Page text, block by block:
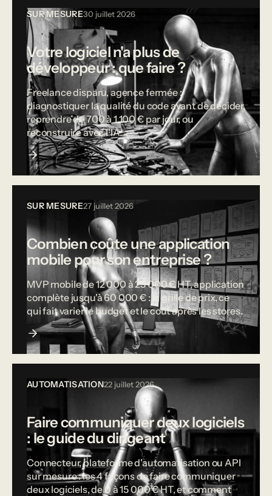
SUR MESURE30 juillet 2026
Votre logiciel n'a plus de
développeur : que faire ?
Freelance disparu, agence fermée :
diagnostiquer la qualité du code avant de décider,
reprendre de 700 à 1 100 € par jour, ou
reconstruire avec l'IA.
SUR MESURE27 juillet 2026
Combien coûte une application
mobile pour son entreprise ?
MVP mobile de 12 000 à 25 000 € HT, application
complète jusqu'à 60 000 € : la grille de prix, ce
qui fait varier le budget et le coût après les stores.
AUTOMATISATION22 juillet 2026
Faire communiquer deux logiciels
: le guide du dirigeant
Connecteur, plateforme d'automatisation ou API
sur mesure : les 4 façons de faire communiquer
deux logiciels, de 0 à 15 000 € HT, et comment